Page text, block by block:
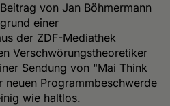
von Jan Böhmermann
einer
der ZDF-Mediathek
Verschwörungstheoretiker
Sendung von "Mai Think
neuen Programmbeschwerde
wie haltlos.